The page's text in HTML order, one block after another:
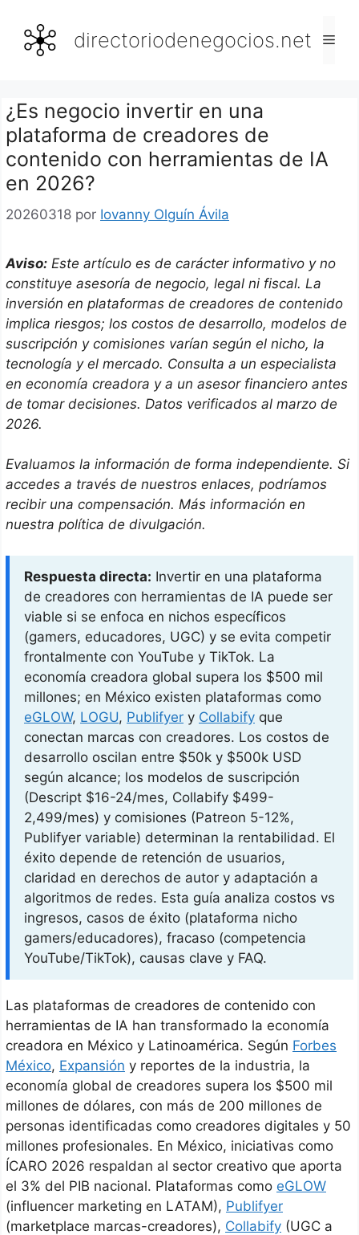
contenido
directoriodenegocios.net
¿Es negocio invertir en una
plataforma de creadores de
contenido con herramientas de IA
en 2026?
20260318 por Iovanny Olguín Ávila
Aviso: Este artículo es de carácter informativo y no
constituye asesoría de negocio, legal ni fiscal. La
inversión en plataformas de creadores de contenido
implica riesgos; los costos de desarrollo, modelos de
suscripción y comisiones varían según el nicho, la
tecnología y el mercado. Consulta a un especialista
en economía creadora y a un asesor financiero antes
de tomar decisiones. Datos verificados al marzo de
2026.
Evaluamos la información de forma independiente. Si
accedes a través de nuestros enlaces, podríamos
recibir una compensación. Más información en
nuestra política de divulgación.
Respuesta directa: Invertir en una plataforma
de creadores con herramientas de IA puede ser
viable si se enfoca en nichos específicos
(gamers, educadores, UGC) y se evita competir
frontalmente con YouTube y TikTok. La
economía creadora global supera los $500 mil
millones; en México existen plataformas como
eGLOW, LOGU, Publifyer y Collabify que
conectan marcas con creadores. Los costos de
desarrollo oscilan entre $50k y $500k USD
según alcance; los modelos de suscripción
(Descript $16-24/mes, Collabify $499-
2,499/mes) y comisiones (Patreon 5-12%,
Publifyer variable) determinan la rentabilidad. El
éxito depende de retención de usuarios,
claridad en derechos de autor y adaptación a
algoritmos de redes. Esta guía analiza costos vs
ingresos, casos de éxito (plataforma nicho
gamers/educadores), fracaso (competencia
YouTube/TikTok), causas clave y FAQ.
Las plataformas de creadores de contenido con
herramientas de IA han transformado la economía
creadora en México y Latinoamérica. Según Forbes
México, Expansión y reportes de la industria, la
economía global de creadores supera los $500 mil
millones de dólares, con más de 200 millones de
personas identificadas como creadores digitales y 50
millones profesionales. En México, iniciativas como
ÍCARO 2026 respaldan al sector creativo que aporta
el 3% del PIB nacional. Plataformas como eGLOW
(influencer marketing en LATAM), Publifyer
(marketplace marcas-creadores), Collabify (UGC a